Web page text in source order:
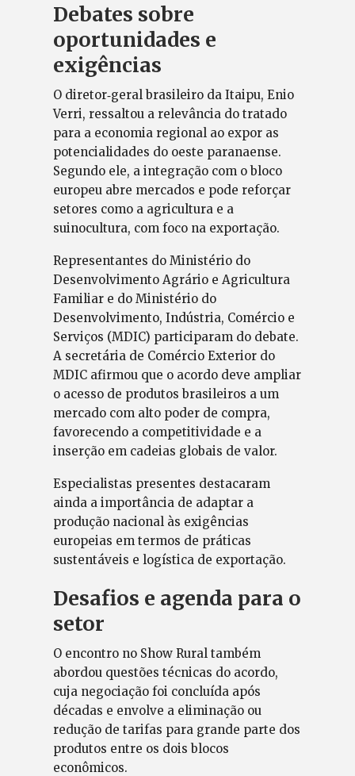
Debates sobre
oportunidades e
exigências
O diretor‑geral brasileiro da Itaipu, Enio
Verri, ressaltou a relevância do tratado
para a economia regional ao expor as
potencialidades do oeste paranaense.
Segundo ele, a integração com o bloco
europeu abre mercados e pode reforçar
setores como a agricultura e a
suinocultura, com foco na exportação.
Representantes do Ministério do
Desenvolvimento Agrário e Agricultura
Familiar e do Ministério do
Desenvolvimento, Indústria, Comércio e
Serviços (MDIC) participaram do debate.
A secretária de Comércio Exterior do
MDIC afirmou que o acordo deve ampliar
o acesso de produtos brasileiros a um
mercado com alto poder de compra,
favorecendo a competitividade e a
inserção em cadeias globais de valor.
Especialistas presentes destacaram
ainda a importância de adaptar a
produção nacional às exigências
europeias em termos de práticas
sustentáveis e logística de exportação.
Desafios e agenda para o
setor
O encontro no Show Rural também
abordou questões técnicas do acordo,
cuja negociação foi concluída após
décadas e envolve a eliminação ou
redução de tarifas para grande parte dos
produtos entre os dois blocos
econômicos.